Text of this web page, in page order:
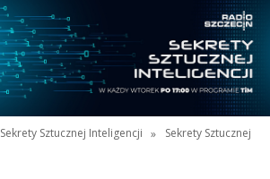
Sekrety Sztucznej Inteligencji »
Sekrety Sztucznej